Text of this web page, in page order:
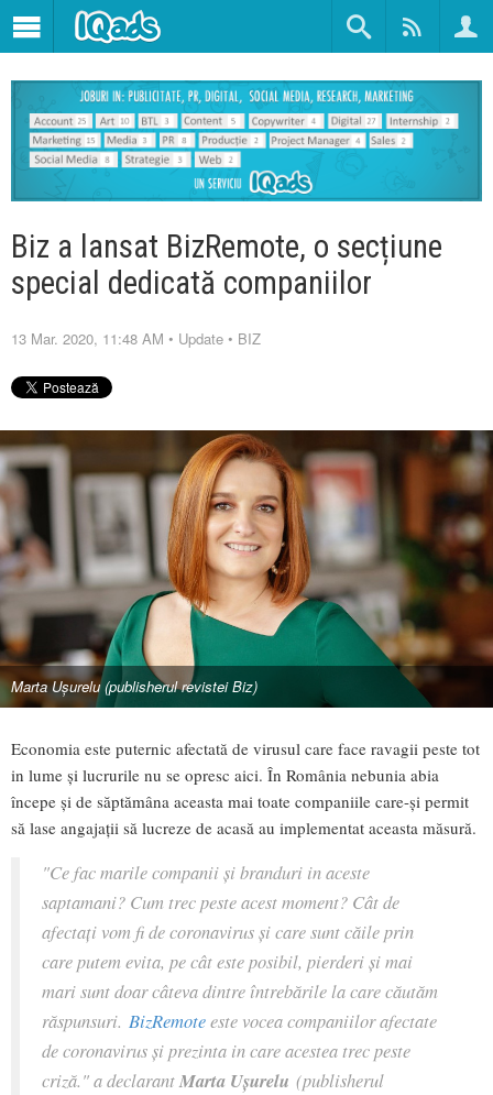
Biz a lansat BizRemote, o secțiune
special dedicată companiilor
13 Mar. 2020, 11:48 AM • Update • BIZ
Marta Ușurelu (publisherul revistei Biz)
Economia este puternic afectată de virusul care face ravagii peste tot
in lume și lucrurile nu se opresc aici. În România nebunia abia
începe și de săptămâna aceasta mai toate companiile care-și permit
să lase angajații să lucreze de acasă au implementat aceasta măsură.
"Ce fac marile companii și branduri in aceste
saptamani? Cum trec peste acest moment? Cât de
afectați vom fi de coronavirus și care sunt căile prin
care putem evita, pe cât este posibil, pierderi și mai
mari sunt doar câteva dintre întrebările la care căutăm
răspunsuri. BizRemoteeste vocea companiilor afectate
de coronavirus și prezinta in care acestea trec peste
criză." a declarantMarta Ușurelu (publisherul